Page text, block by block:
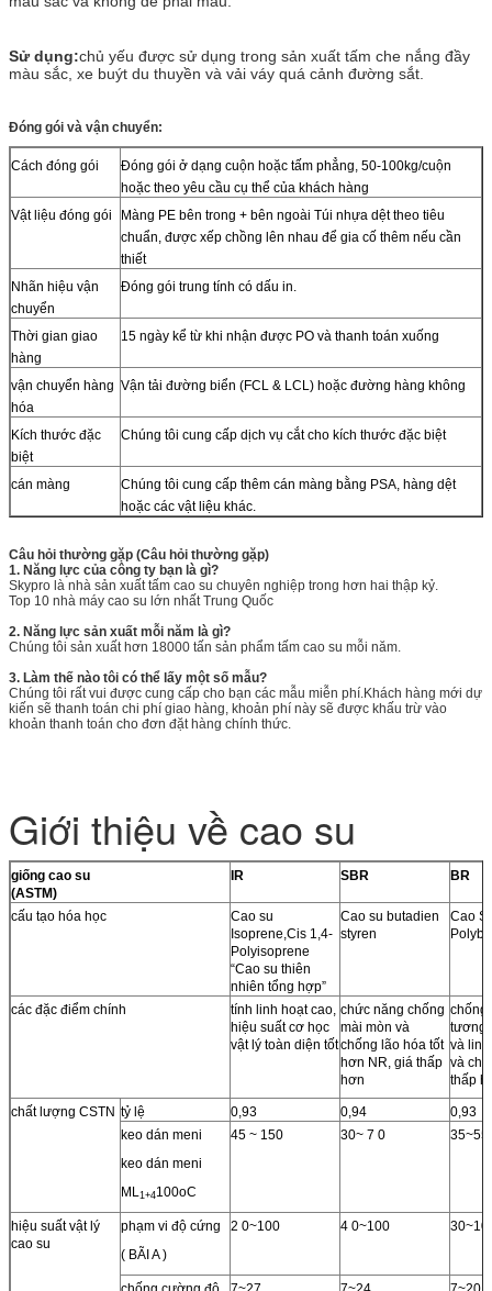
Sử dụng:chủ yếu được sử dụng trong sản xuất tấm che nắng đầy
màu sắc, xe buýt du thuyền và vải váy quá cảnh đường sắt.
Đóng gói và vận chuyển:
Cách đóng gói
Đóng gói ở dạng cuộn hoặc tấm phẳng, 50-100kg/cuộn
hoặc theo yêu cầu cụ thể của khách hàng
Vật liệu đóng gói
Màng PE bên trong + bên ngoài Túi nhựa dệt theo tiêu
chuẩn, được xếp chồng lên nhau để gia cố thêm nếu cần
thiết
Nhãn hiệu vận
chuyển
Đóng gói trung tính có dấu in.
Thời gian giao
hàng
15 ngày kể từ khi nhận được PO và thanh toán xuống
vận chuyển hàng
hóa
Vận tải đường biển (FCL & LCL) hoặc đường hàng không
Kích thước đặc
biệt
Chúng tôi cung cấp dịch vụ cắt cho kích thước đặc biệt
cán màng
Chúng tôi cung cấp thêm cán màng bằng PSA, hàng dệt
hoặc các vật liệu khác.
Câu hỏi thường gặp (Câu hỏi thường gặp)
1. Năng lực của công ty bạn là gì?
Skypro là nhà sản xuất tấm cao su chuyên nghiệp trong hơn hai thập kỷ.
Top 10 nhà máy cao su lớn nhất Trung Quốc
2. Năng lực sản xuất mỗi năm là gì?
Chúng tôi sản xuất hơn 18000 tấn sản phẩm tấm cao su mỗi năm.
3. Làm thế nào tôi có thể lấy một số mẫu?
Chúng tôi rất vui được cung cấp cho bạn các mẫu miễn phí.Khách hàng mới dự
kiến ​​sẽ thanh toán chi phí giao hàng, khoản phí này sẽ được khấu trừ vào
khoản thanh toán cho đơn đặt hàng chính thức.
Giới thiệu về cao su
giống cao su
(ASTM)
IR SBR BR
cấu tạo hóa học
Cao su
Isoprene,Cis 1,4-
Polyisoprene
“Cao su thiên
nhiên tổng hợp”
Cao su butadien
styren
Cao
các đặc điểm chính
tính linh hoạt cao,
hiệu suất cơ học
vật lý toàn diện tốt
chức năng chống
mài mòn và
chống lão hóa tốt
hơn NR, giá thấp
hơn
chống
tương
và
và
thấp
chất lượng CSTN tỷ lệ 0,93 0,94
0,93
keo dán meni
keo dán meni
ML1+4100oC
45 ~ 150 30~ 7 0 35~55
hiệu suất vật lý
cao su
phạm vi độ cứng
( BÃI A )
2 0~100 4 0~100